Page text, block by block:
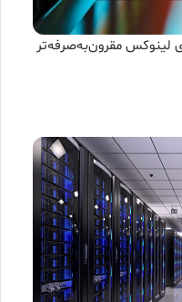
لینوکس مقرون‌به‌صرفه‌تر